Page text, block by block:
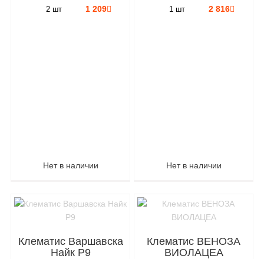
2 шт 1 209
Нет в наличии
1 шт 2 816
Нет в наличии
Клематис Варшавска
Найк P9
Клематис ВЕНОЗА
ВИОЛАЦЕА